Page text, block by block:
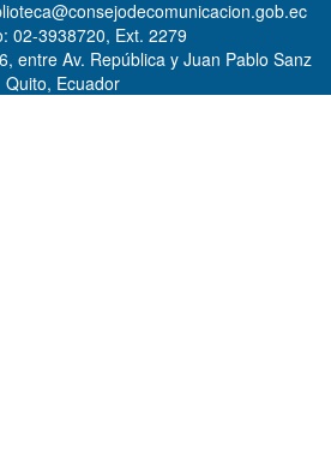
02-3938720, Ext. 2279
entre Av. República y Juan Pablo Sanz
Quito, Ecuador